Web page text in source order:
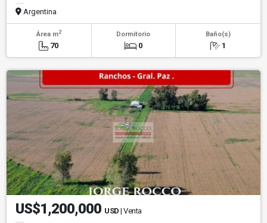
Argentina
Área m2
70
Dormitorio
0
Baño(s)
1
US$1,200,000 USD | Venta